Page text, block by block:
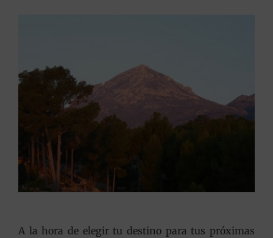
A la hora de elegir tu destino para tus próximas